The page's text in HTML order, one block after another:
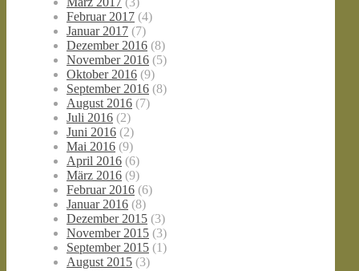
Februar 2017 (4)
Januar 2017 (7)
Dezember 2016 (8)
November 2016 (5)
Oktober 2016 (9)
September 2016 (8)
August 2016 (7)
Juli 2016 (2)
Juni 2016 (2)
Mai 2016 (9)
April 2016 (6)
März 2016 (9)
Februar 2016 (6)
Januar 2016 (8)
Dezember 2015 (3)
November 2015 (3)
September 2015 (1)
August 2015 (3)